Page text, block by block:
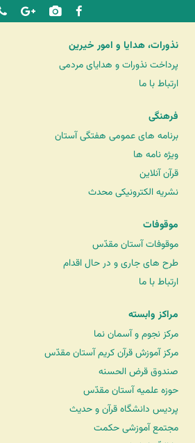
نذورات، هدایا و امور خیرین
پرداخت نذورات و هدایای مردمی
ارتباط با ما
فرهنگی
برنامه های عمومی هفتگی آستان
ویژه نامه ها
قرآن آنلاین
نشریه الکترونیکی محدث
موقوفات
موقوفات آستان مقدّس
طرح های جاری و در حال اقدام
ارتباط با ما
مراکز وابسته
مرکز نجوم و آسمان نما
مرکز آموزش قرآن کریم آستان مقدّس
صندوق قرض الحسنه
حوزه علمیه آستان مقدّس
پردیس دانشگاه قرآن و حدیث
مجتمع آموزشی حکمت